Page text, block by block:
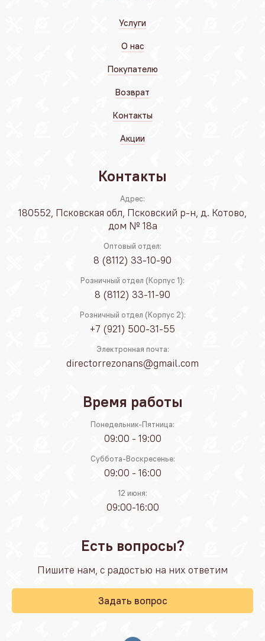
Услуги
О нас
Покупателю
Возврат
Контакты
Акции
Контакты
Адрес:
180552, Псковская обл, Псковский р-н, д. Котово,
дом № 18а
Оптовый отдел:
8 (8112) 33-10-90
Розничный отдел (Корпус 1):
8 (8112) 33-11-90
Розничный отдел (Корпус 2):
+7 (921) 500-31-55
Электронная почта:
directorrezonans@gmail.com
Время работы
Понедельник-Пятница:
09:00 - 19:00
Суббота-Воскресенье:
09:00 - 16:00
12 июня:
09:00-16:00
Есть вопросы?
Пишите нам, с радостью на них ответим
Задать вопрос